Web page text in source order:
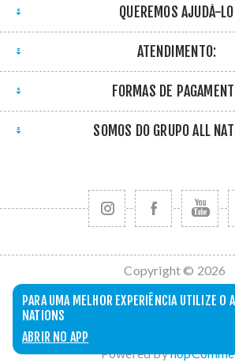
PARA UMA MELHOR EXPERIÊNCIA UTILIZE O
NATIONS
ABRIR NO APP
QUEREMOS AJUDÁ-LO
ATENDIMENTO:
FORMAS DE
SOMOS DO GRUPO ALL
Copyright © 2026
All Nations. Todos
os direitos
Powered by